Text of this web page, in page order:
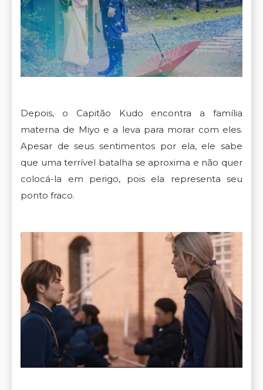
Depois, o Capitão Kudo encontra a família
materna de Miyo e a leva para morar com eles.
Apesar de seus sentimentos por ela, ele sabe
que uma terrível batalha se aproxima e não quer
colocá-la em perigo, pois ela representa seu
ponto fraco.